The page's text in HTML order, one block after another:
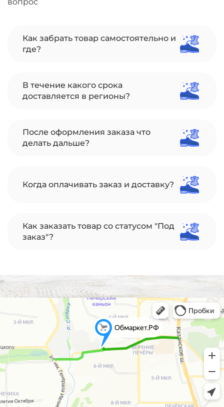
Как забрать товар самостоятельно и
где?
В течение какого срока
доставляется в регионы?
После оформления заказа что
делать дальше?
Когда оплачивать заказ и доставку?
Как заказать товар со статусом "Под
заказ"?